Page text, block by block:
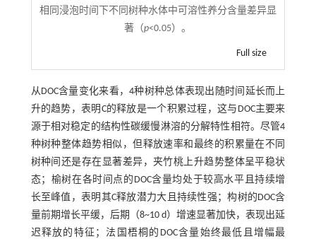
相同浸泡时间下不同树种水体中可溶性养分含量差异显
著（p<0.05）。
Full size
从DOC含量变化来看，4种树种总体表现出随时间延长而上
升的趋势，表明C的释放是一个积累过程，这与DOC主要来
源于相对稳定的结构性碳缓慢淋溶的分解特性相符。尽管4
种树种整体趋势相似，但释放速率和最终的积累量在不同
树种间还是存在显著差异，夹竹桃上升趋势整体呈平稳状
态；榆树在各时间点的DOC含量均处于较高水平且持续增
长至峰值，表明其C释放潜力大且持续性强；构树的DOC含
量前期增长平缓，后期（8~10 d）增速显著加快，表现出延
迟释放的特征；法国梧桐的DOC含量始终最低且增幅最